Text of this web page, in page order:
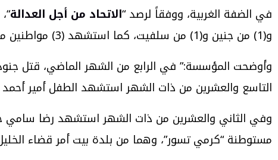
في الضفة الغربية، ووفقاً لرصد “الاتحاد من أجل العدالة
و(1) من جنين و(1) من سلفيت، كما استشهد (3) مواطنين من المناطق المحتلة عام 48.
التاسع والعشرين من ذات الشهر استشهد الطفل أمير أحمد جواد جابر (15 عاماً) برصاص جنود
مستوطنة “كرمي تسور”، وهما من بلدة بيت أمر قضاء